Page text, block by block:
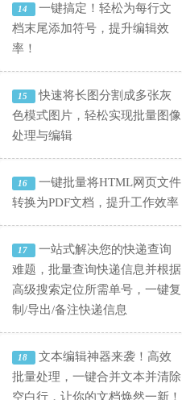
14
一键搞定！轻松为每行文
档末尾添加符号，提升编辑效
率！
15
快速将长图分割成多张灰
色模式图片，轻松实现批量图像
处理与编辑
16
一键批量将HTML网页文件
转换为PDF文档，提升工作效率
17
一站式解决您的快递查询
难题，批量查询快递信息并根据
高级搜索定位所需单号，一键复
制/导出/备注快递信息
18
文本编辑神器来袭！高效
批量处理，一键合并文本并清除
空白行，让你的文档焕然一新！